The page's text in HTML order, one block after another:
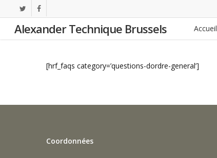
to
main
twitterfacebook
Alexander Technique Brussels Accueil
[hrf_faqs category=’questions-dordre-general’]
Coordonnées